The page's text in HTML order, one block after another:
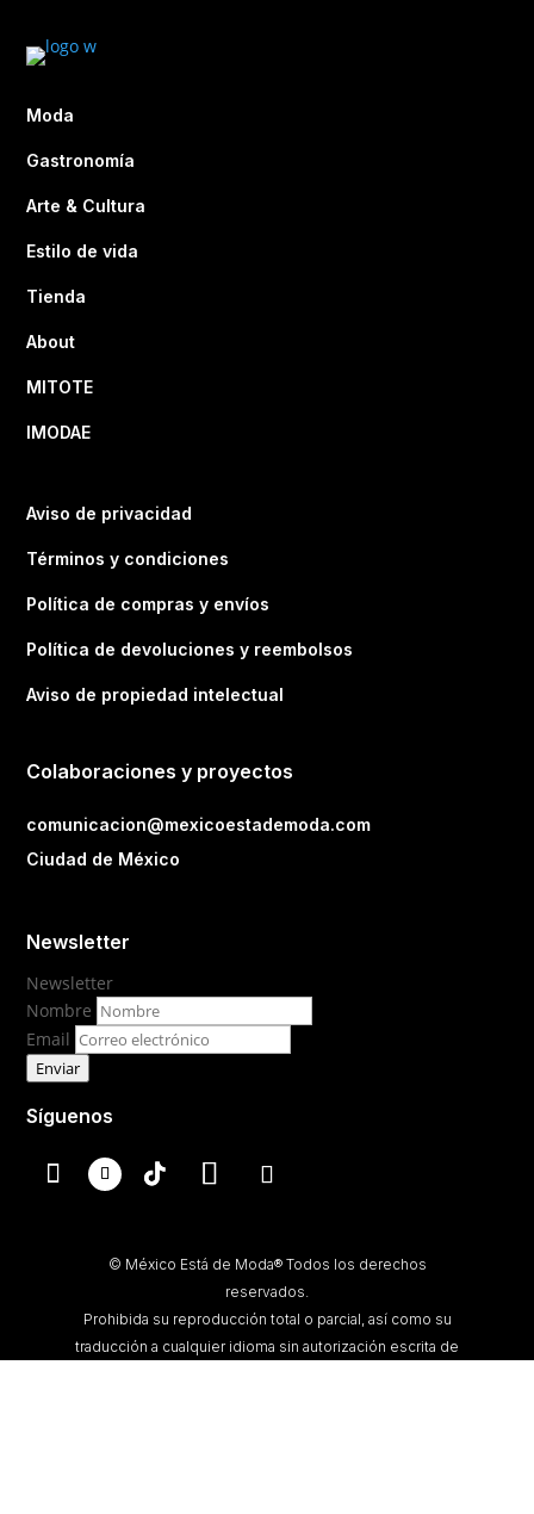
Moda
Gastronomía
Arte & Cultura
Estilo de vida
Tienda
About
MITOTE
IMODAE
Aviso de privacidad
Términos y condiciones
Política de compras y envíos
Política de devoluciones y reembolsos
Aviso de propiedad intelectual
Colaboraciones y proyectos
comunicacion@mexicoestademoda.com
Ciudad de México
Newsletter
Newsletter
Nombre
Email
Enviar
Síguenos
© México Está de Moda® Todos los derechos
reservados.
Prohibida su reproducción total o parcial, así como su
traducción a cualquier idioma sin autorización escrita de